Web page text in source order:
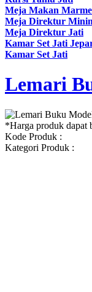
Meja Makan
Meja Direktur
Meja Direktur Jati
Kamar Set Jati
Kamar Set Jati
Lemari
*Harga produk dapat
Kode Produk :
Kategori Produk :